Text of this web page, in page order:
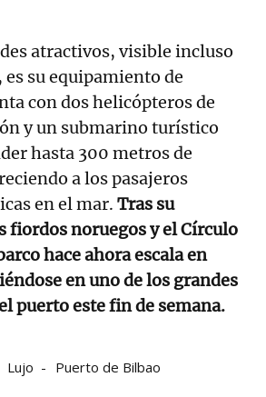
atractivos, visible incluso
su equipamiento de
con dos helicópteros de
y un submarino turístico
hasta 300 metros de
a los pasajeros
en el mar. Tras su
fiordos noruegos y el Círculo
hace ahora escala en
en uno de los grandes
puerto este fin de semana.
Lujo Puerto de Bilbao